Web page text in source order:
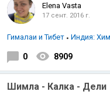
Аравийское море
Elena Vasta
17 сент. 2016 г.
Гималаи и Тибет Индия:
0 8909
Шимла - Калка - Дели